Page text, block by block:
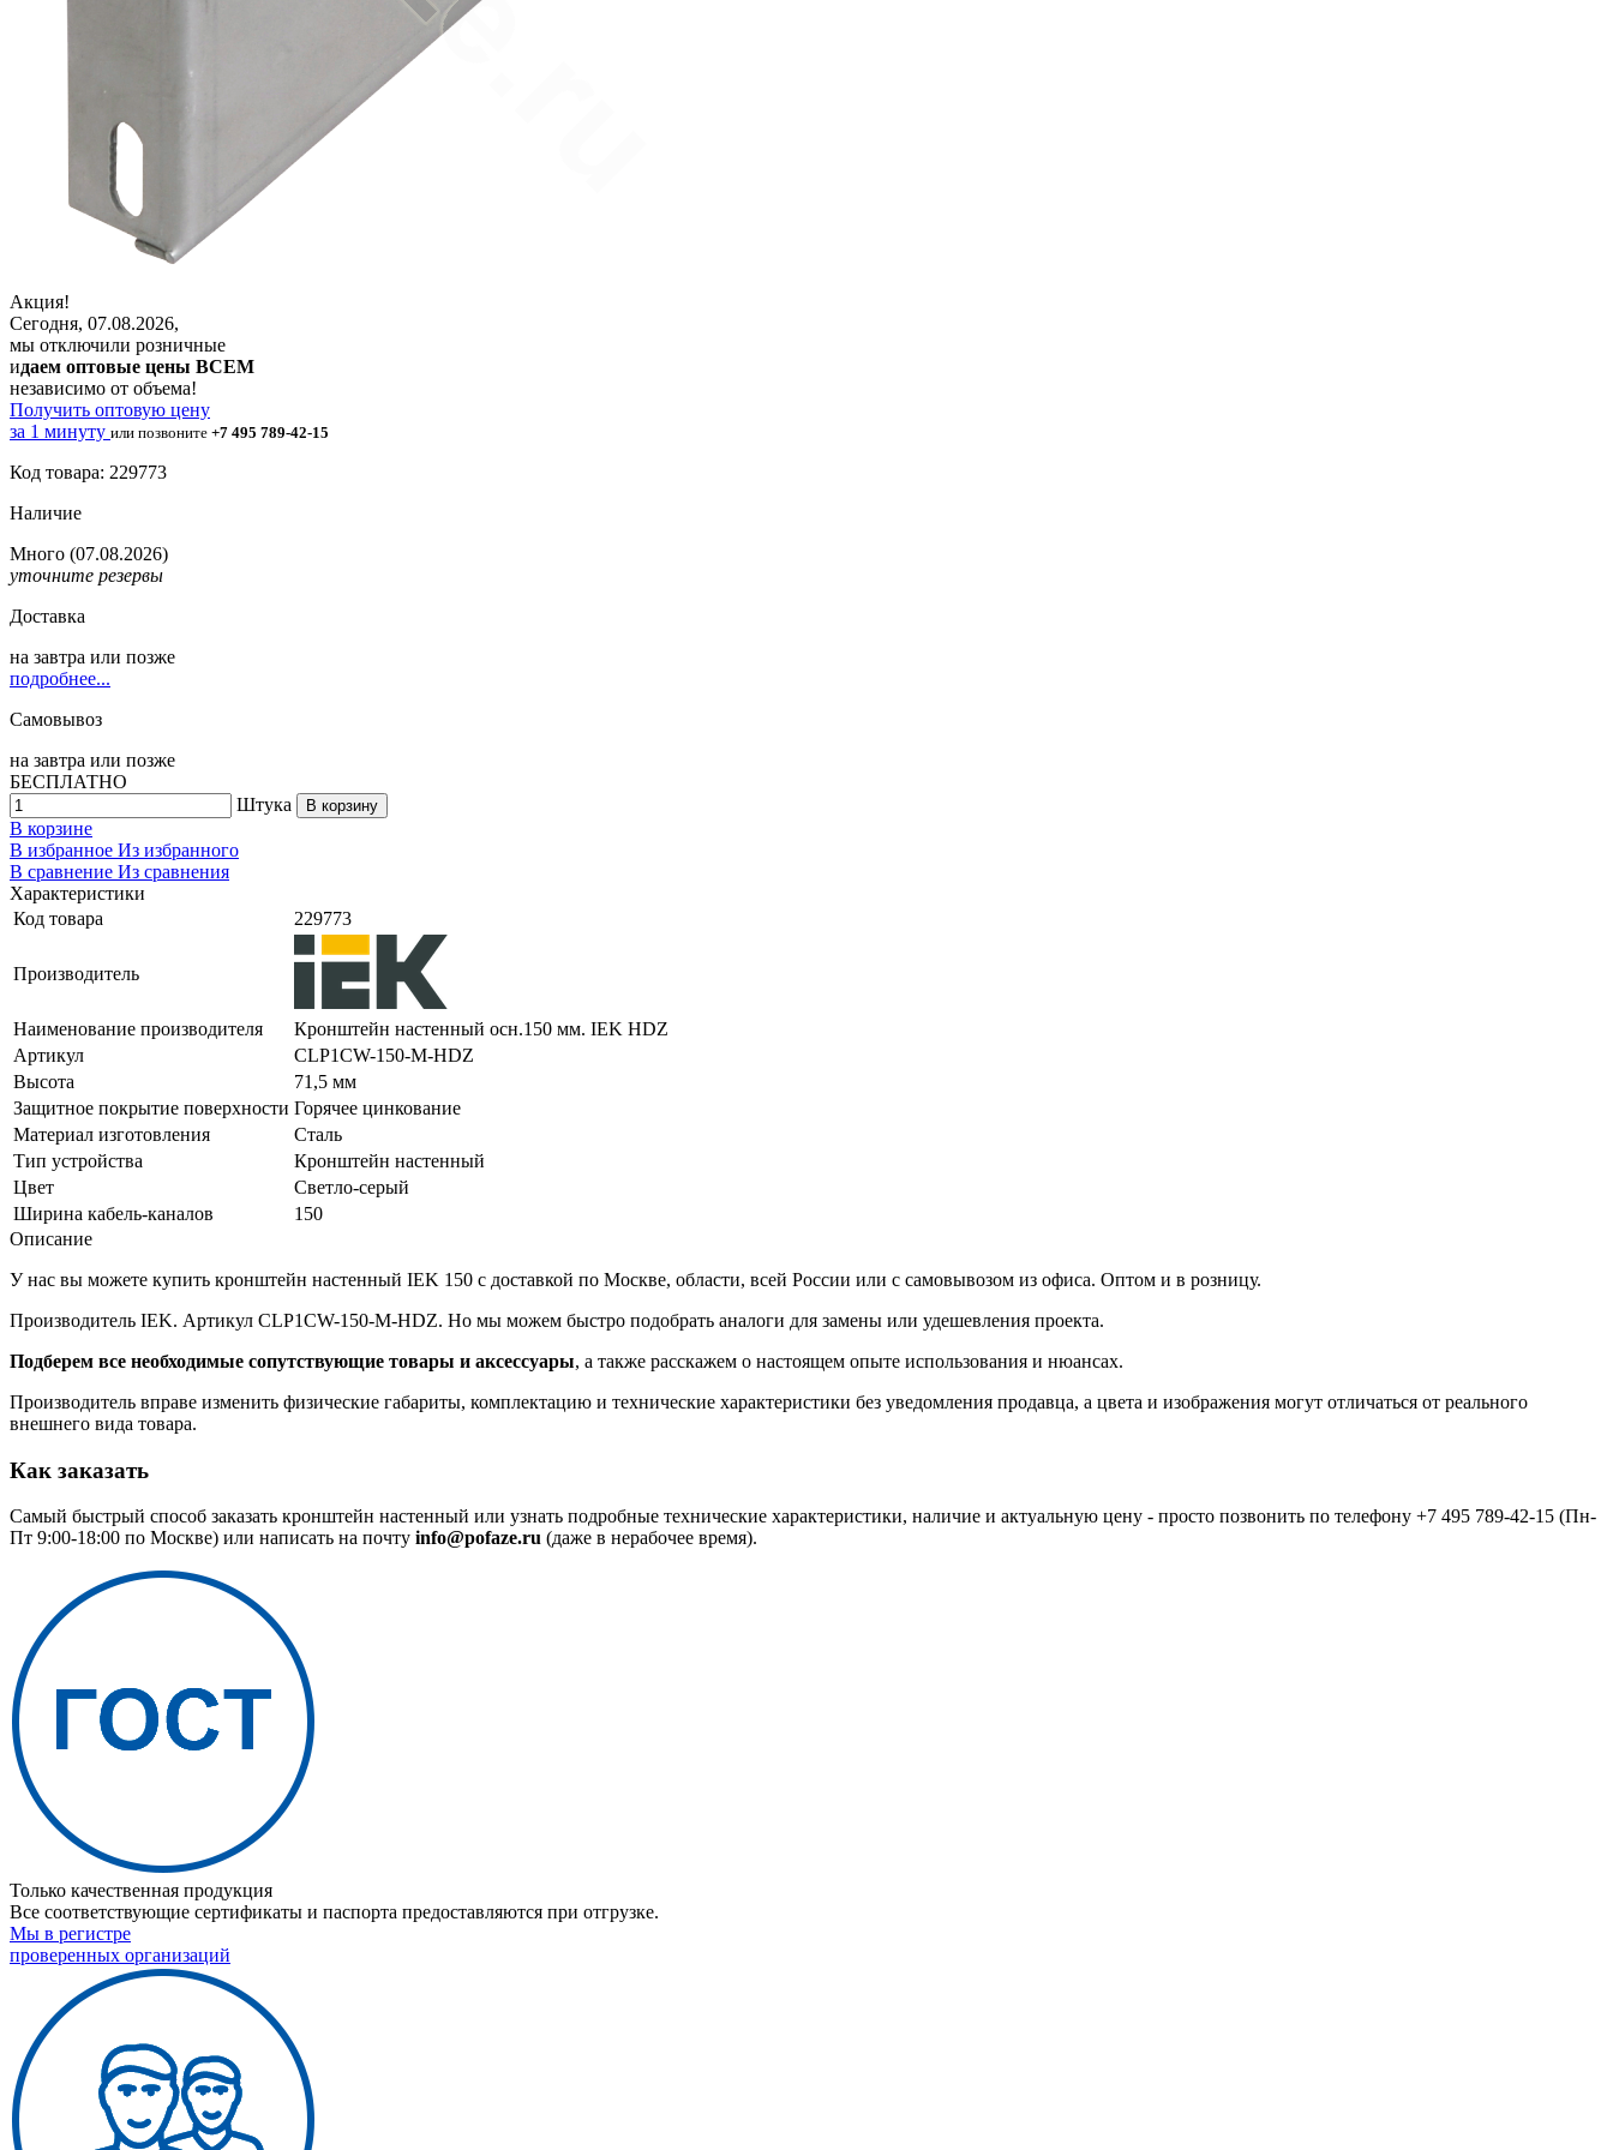
Акция!
Сегодня, 07.08.2026,
мы отключили розничные
идаем оптовые цены ВСЕМ
независимо от объема!
Получить оптовую цену
за 1 минуту или позвоните +7 495 789-42-15
Код товара: 229773
Наличие
Много (07.08.2026)
уточните резервы
Доставка
на завтра или позже
подробнее...
Самовывоз
на завтра или позже
БЕСПЛАТНО
Штука
В корзину
В корзине
В избранное Из избранного
В сравнение Из сравнения
Характеристики
Код товара
229773
Производитель
Наименование производителя
Кронштейн настенный осн.150 мм. IEK HDZ
Артикул
CLP1CW-150-M-HDZ
Высота
71,5 мм
Защитное покрытие поверхности Горячее цинкование
Материал изготовления
Сталь
Тип устройства
Кронштейн настенный
Цвет
Светло-серый
Ширина кабель-каналов
150
Описание
У нас вы можете купить кронштейн настенный IEK 150 с доставкой по Москве, области, всей России или с самовывозом из офиса. Оптом и в розницу.
Производитель IEK. Артикул CLP1CW-150-M-HDZ. Но мы можем быстро подобрать аналоги для замены или удешевления проекта.
Подберем все необходимые сопутствующие товары и аксессуары, а также расскажем о настоящем опыте использования и нюансах.
Производитель вправе изменить физические габариты, комплектацию и технические характеристики без уведомления продавца, а цвета и изображения могут отличаться от реального
внешнего вида товара.
Как заказать
Самый быстрый способ заказать кронштейн настенный или узнать подробные технические характеристики, наличие и актуальную цену - просто позвонить по телефону +7 495 789-42-15 (Пн-
Пт 9:00-18:00 по Москве) или написать на почту info@pofaze.ru (даже в нерабочее время).
Только качественная продукция
Все соответствующие сертификаты и паспорта предоставляются при отгрузке.
Мы в регистре
проверенных организаций